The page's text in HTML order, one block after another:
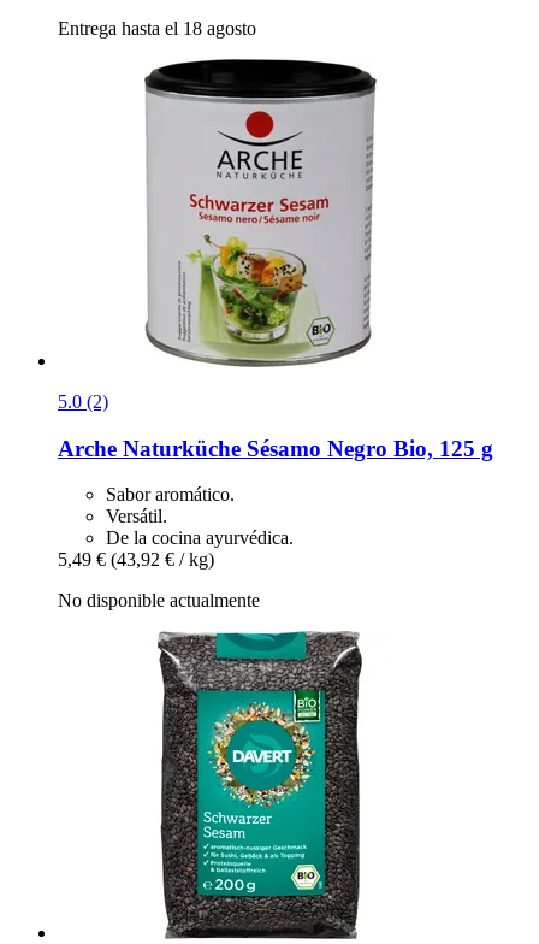
Entrega hasta el 18 agosto
5.0 (2)
Arche Naturküche Sésamo Negro Bio, 125 g
Sabor aromático.
Versátil.
De la cocina ayurvédica.
5,49 € (43,92 € / kg)
No disponible actualmente